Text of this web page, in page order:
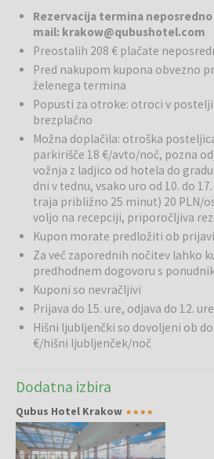
Qubus Hotel Krakówje eleganten
zvezdicami, ki se nahaja v središču
slikovite stare četrti Kazimierz. Hotel je
želite raziskovati zgodovinsko srce
udobju sodobnega hotela.
Bazeni in wellness:Gostje lahko
stekleno streho in razgledom na staro
in fitness center.
Restavracije in bari:Hotel ponuja bogat
izdelki z vsega sveta. Na voljo je tudi
Paninoteka & Bar.
Posebna doživetja:Od 1. aprila do 31.
udeležijo plovbe po reki Visli z ladjo Q-Boat.
Storitve: Hotel nudi plačljivo parkirišče.
Okolica: Hotel je odlično izhodišče za
in živahnega vzdušja. Sprehodite se po
obiščite Wawelski grad, uživajte v muzejih,
V bližini so tudi rudnik soli Wieliczka in
Rezervacija termina
mail: krakow@qubushotel.com
Preostalih 208 € plačate
Pred nakupom kupona obvezno
želenega termina
Popusti za otroke: otroci v
brezplačno
Možna doplačila: otroška
parkirišče 18 €/avto/noč, pozna
vožnja z ladjico od hotela do
dni v tednu, vsako uro od 10. do
traja približno 25 minut) 20 PLN/
voljo na recepciji, priporočljiva
Kupon morate predložiti ob prijavi
Za več zaporednih nočitev lahko
predhodnem dogovoru s
Kuponi so nevračljivi
Prijava do 15. ure, odjava do 12. ure
Hišni ljubljenčki so dovoljeni ob
€/hišni ljubljenček/noč
Dodatna izbira
Qubus Hotel Krakow